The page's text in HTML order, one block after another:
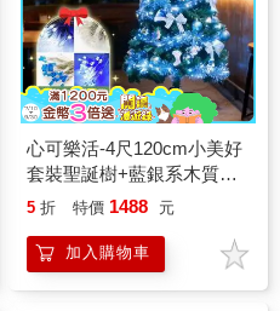
心可樂活-4尺120cm小美好
套裝聖誕樹+藍銀系木質彩
繪系飾品組+50燈LED燈串
5 折 特價 1488 元
加入購物車